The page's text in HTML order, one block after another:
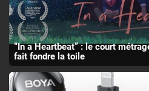
“In a Heartbeat” : le court
fait fondre la toile